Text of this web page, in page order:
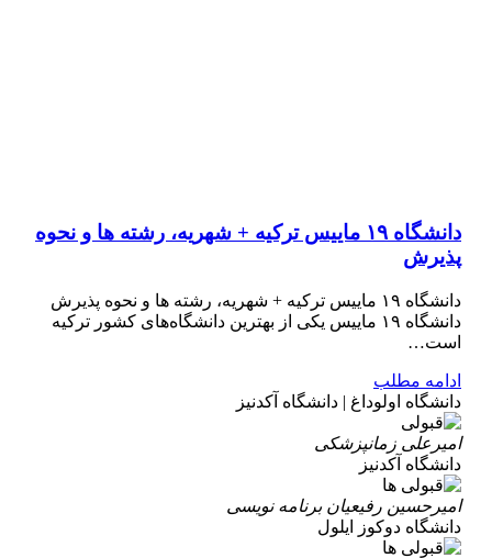
دانشگاه ۱۹ ماییس ترکیه + شهریه، رشته ها و نحوه
پذیرش
دانشگاه ۱۹ ماییس ترکیه + شهریه، رشته ها و نحوه پذیرش
دانشگاه ۱۹ ماییس یکی از بهترین دانشگاه‌های کشور ترکیه
است…
ادامه مطلب
دانشگاه اولوداغ | دانشگاه آکدنیز
امیرعلی زمانپزشکی
دانشگاه آکدنیز
امیرحسین رفیعیانبرنامه نویسی
دانشگاه دوکوز ایلول